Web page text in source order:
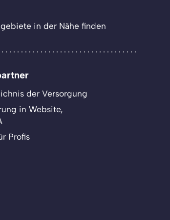
in der Nähe finden
der Versorgung
in Website,
Profis